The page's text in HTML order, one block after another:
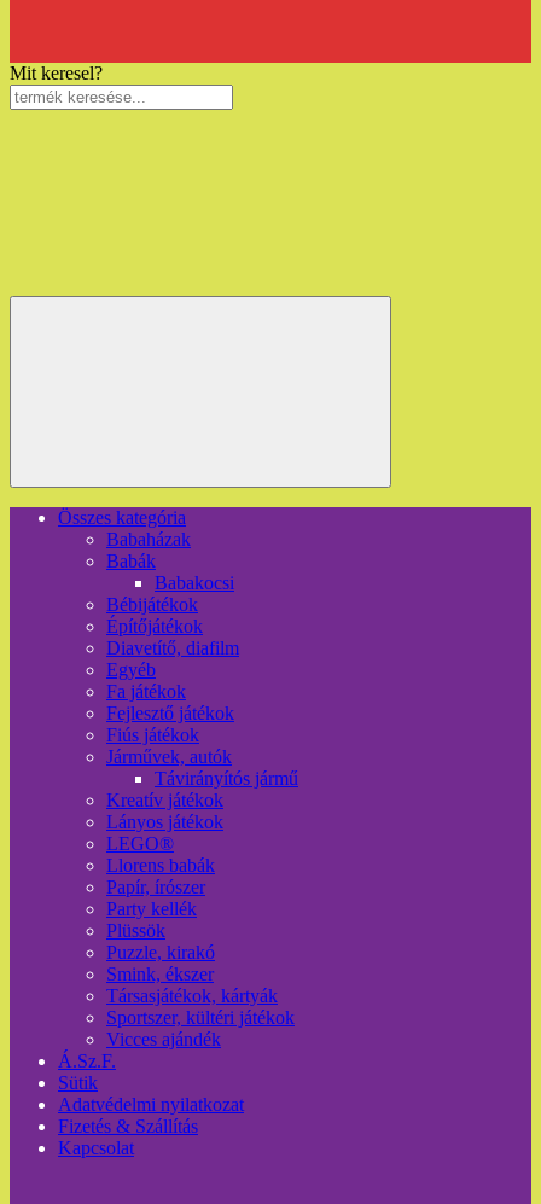
Mit keresel?
Összes kategória
Babaházak
Babák
Babakocsi
Bébijátékok
Építőjátékok
Diavetítő, diafilm
Egyéb
Fa játékok
Fejlesztő játékok
Fiús játékok
Járművek, autók
Távirányítós jármű
Kreatív játékok
Lányos játékok
LEGO®
Llorens babák
Papír, írószer
Party kellék
Plüssök
Puzzle, kirakó
Smink, ékszer
Társasjátékok, kártyák
Sportszer, kültéri játékok
Vicces ajándék
Á.Sz.F.
Sütik
Adatvédelmi nyilatkozat
Fizetés & Szállítás
Kapcsolat